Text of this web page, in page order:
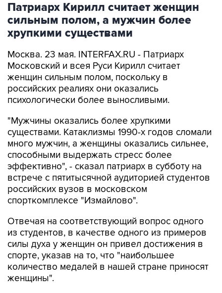
Патриарх Кирилл считает женщин
сильным полом, а мужчин более
хрупкими существами
Москва. 23 мая. INTERFAX.RU - Патриарх
Московский и всея Руси Кирилл считает
женщин сильным полом, поскольку в
российских реалиях они оказались
психологически более выносливыми.
"Мужчины оказались более хрупкими
существами. Катаклизмы 1990-х годов сломали
много мужчин, а женщины оказались сильнее,
способными выдержать стресс более
эффективно", - сказал патриарх в субботу на
встрече с пятитысячной аудиторией студентов
российских вузов в московском
спорткомплексе "Измайлово".
Отвечая на соответствующий вопрос одного
из студентов, в качестве одного из примеров
силы духа у женщин он привел достижения в
спорте, указав на то, что "наибольшее
количество медалей в нашей стране приносят
женщины".